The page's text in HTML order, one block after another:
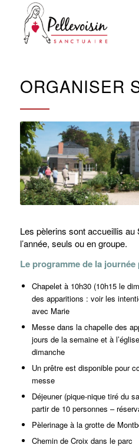
ORGANISER
Les pèlerins sont accueillis
l’année, seuls ou en groupe.
Le programme de la
Chapelet à 10h30 (10h15 le
des apparitions : voir les
avec Marie
Messe dans la chapelle des
jours de la semaine et à
dimanche
Un prêtre est disponible pour
messe
Déjeuner (pique-nique tiré du
partir de 10 personnes –
Pèlerinage à la grotte de
Chemin de Croix dans le parc